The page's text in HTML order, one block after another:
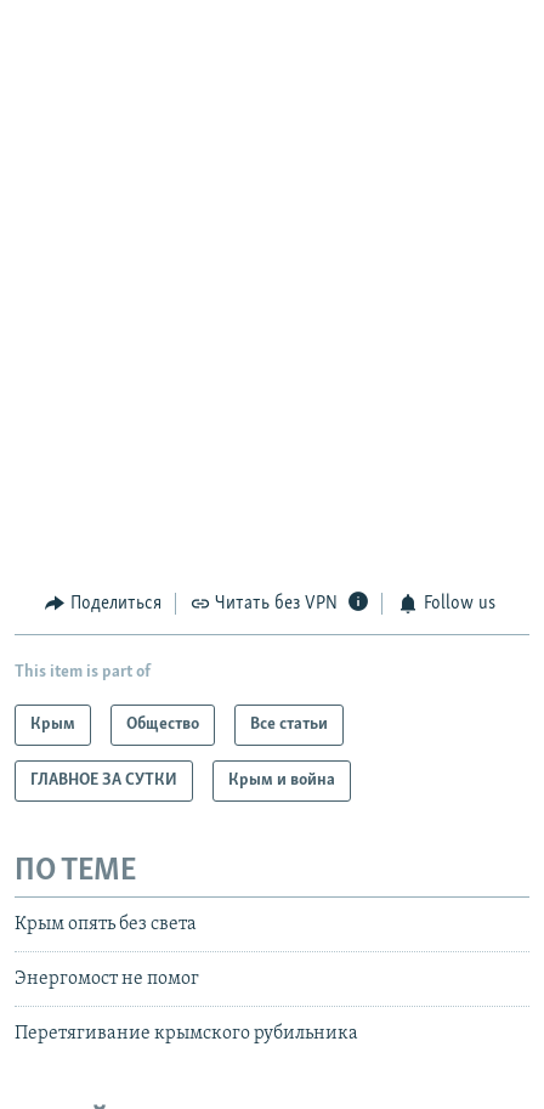
Поделиться Читать без VPN Follow us
This item is part of
Крым Общество Все статьи
ГЛАВНОЕ ЗА СУТКИ Крым и война
ПО ТЕМЕ
Крым опять без света
Энергомост не помог
Перетягивание крымского рубильника